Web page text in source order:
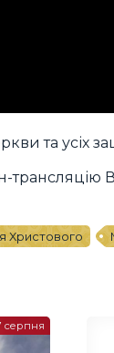
та усіх
Христового
серпня